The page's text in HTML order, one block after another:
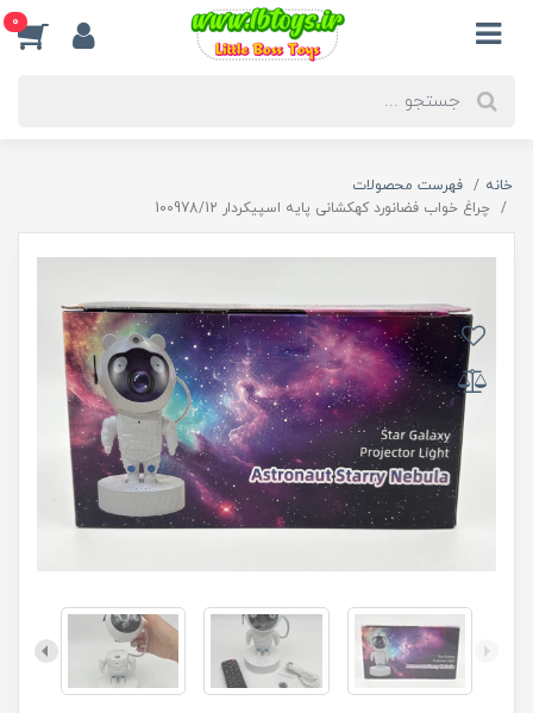
0
خانه
فهرست محصولات
چراغ خواب فضانورد کهکشانی پایه اسپیکردار 100978/12